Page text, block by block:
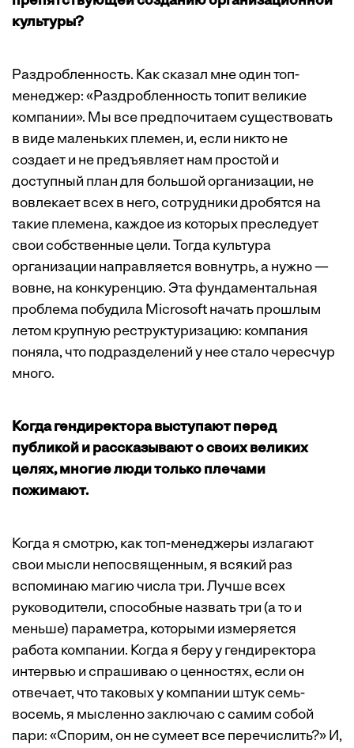
культуры?
Раздробленность. Как сказал мне один топ-
менеджер: «Раздробленность топит великие
компании». Мы все предпочитаем существовать
в виде маленьких племен, и, если никто не
создает и не предъявляет нам простой и
доступный план для большой организации, не
вовлекает всех в него, сотрудники дробятся на
такие племена, каждое из которых преследует
свои собственные цели. Тогда культура
организации направляется вовнутрь, а нужно —
вовне, на конкуренцию. Эта фундаментальная
проблема побудила Microsoft начать прошлым
летом крупную реструктуризацию: компания
поняла, что подразделений у нее стало чересчур
много.
Когда гендиректора выступают перед
публикой и рассказывают о своих великих
целях, многие люди только плечами
пожимают.
Когда я смотрю, как топ-менеджеры излагают
свои мысли непосвященным, я всякий раз
вспоминаю магию числа три. Лучше всех
руководители, способные назвать три (а то и
меньше) параметра, которыми измеряется
работа компании. Когда я беру у гендиректора
интервью и спрашиваю о ценностях, если он
отвечает, что таковых у компании штук семь-
восемь, я мысленно заключаю с самим собой
пари: «Спорим, он не сумеет все перечислить?» И,